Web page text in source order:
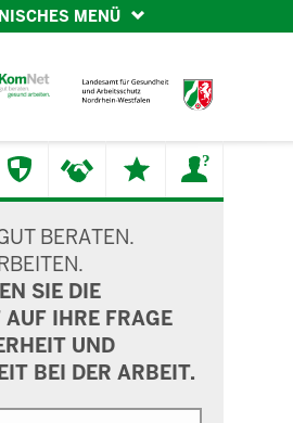
MENÜ
BERATEN.
SIE DIE
IHRE FRAGE
UND
BEI DER ARBEIT.